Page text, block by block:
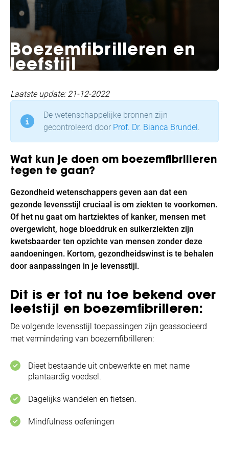
Boezemfibrilleren en
leefstijl
Laatste update: 21-12-2022
De wetenschappelijke bronnen zijn
gecontroleerd door Prof. Dr. Bianca Brundel.
Wat kun je doen om boezemfibrilleren
tegen te gaan?
Gezondheid wetenschappers geven aan dat een
gezonde levensstijl cruciaal is om ziekten te voorkomen.
Of het nu gaat om hartziektes of kanker, mensen met
overgewicht, hoge bloeddruk en suikerziekten zijn
kwetsbaarder ten opzichte van mensen zonder deze
aandoeningen. Kortom, gezondheidswinst is te behalen
door aanpassingen in je levensstijl.
Dit is er tot nu toe bekend over
leefstijl en boezemfibrilleren:
De volgende levensstijl toepassingen zijn geassocieerd
met vermindering van boezemfibrilleren:
Dieet bestaande uit onbewerkte en met name
plantaardig voedsel.
Dagelijks wandelen en fietsen.
Mindfulness oefeningen